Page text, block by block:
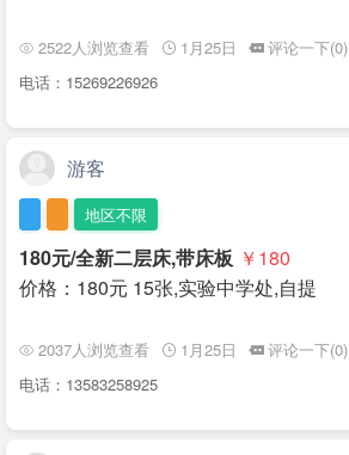
2522人浏览查看 1月25日
评论一下(0)
电话：15269226926
游客
地区不限
180元/全新二层床,带床板 ￥180
价格：180元 15张,实验中学处,自提
2037人浏览查看 1月25日
评论一下(0)
电话：13583258925